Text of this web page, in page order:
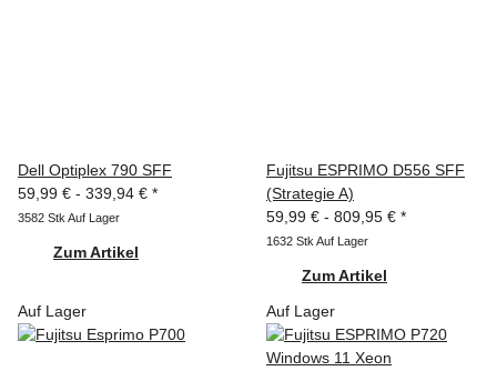
Dell Optiplex 790 SFF
59,99 € - 339,94 € *
3582 Stk Auf Lager
Zum Artikel
Fujitsu ESPRIMO D556 SFF
(Strategie A)
59,99 € - 809,95 € *
1632 Stk Auf Lager
Zum Artikel
Auf Lager
Auf Lager